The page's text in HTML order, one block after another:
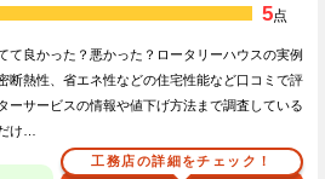
5点
て良かった？悪かった？ロータリーハウスの実例
断熱性、省エネ性などの住宅性能など口コミで評
ーサービスの情報や値下げ方法まで調査している
け…
工務店の詳細をチェック！